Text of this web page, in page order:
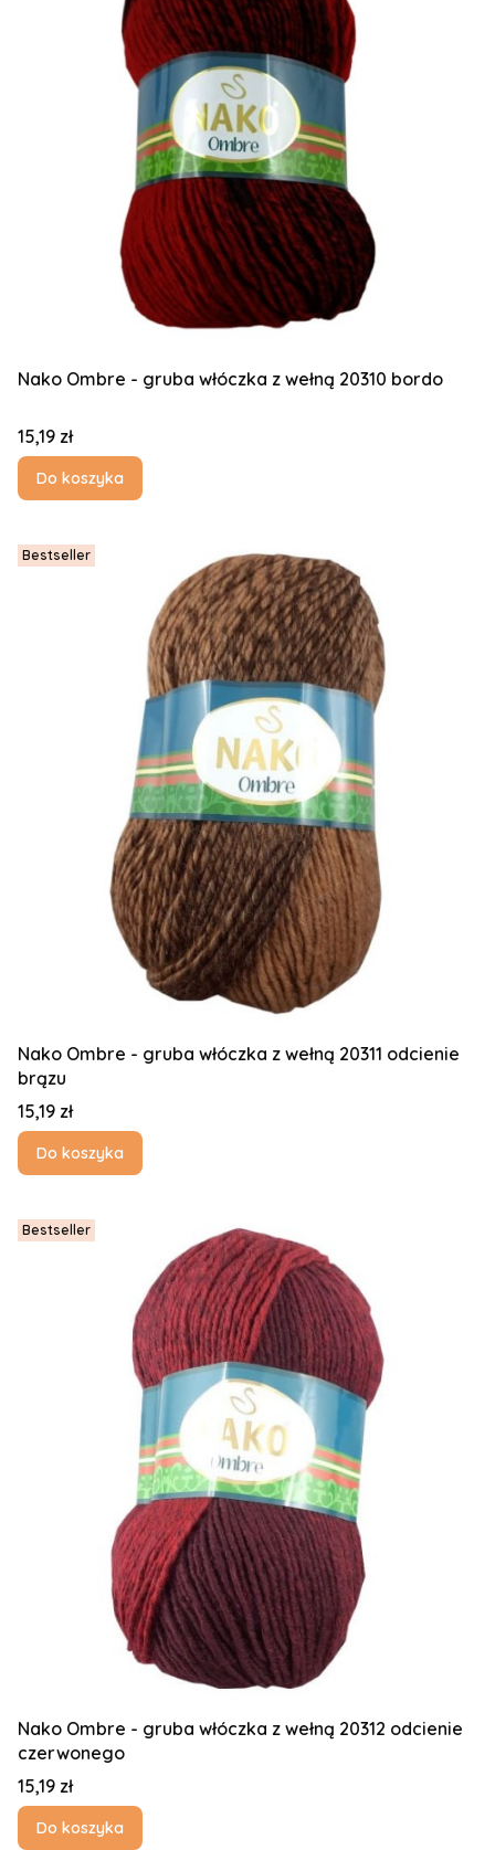
Nako Ombre - gruba włóczka z wełną 20310 bordo
Cena
15,19 zł
Do koszyka
Bestseller
Nako Ombre - gruba włóczka z wełną 20311 odcienie
brązu
Cena
15,19 zł
Do koszyka
Bestseller
Nako Ombre - gruba włóczka z wełną 20312 odcienie
czerwonego
Cena
15,19 zł
Do koszyka